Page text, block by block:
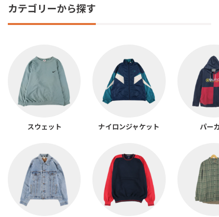
カテゴリーから探す
スウェット ナイロンジャケット パー